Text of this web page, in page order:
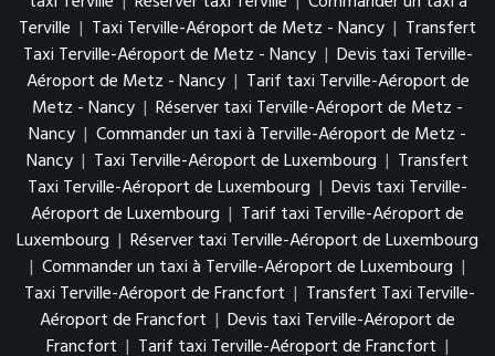
Terville | Taxi Terville-Aéroport de Metz - Nancy | Transfert
Taxi Terville-Aéroport de Metz - Nancy | Devis taxi Terville-
Aéroport de Metz - Nancy | Tarif taxi Terville-Aéroport de
Metz - Nancy | Réserver taxi Terville-Aéroport de Metz -
Nancy | Commander un taxi à Terville-Aéroport de Metz -
Nancy | Taxi Terville-Aéroport de Luxembourg | Transfert
Taxi Terville-Aéroport de Luxembourg | Devis taxi Terville-
Aéroport de Luxembourg | Tarif taxi Terville-Aéroport de
Luxembourg | Réserver taxi Terville-Aéroport de Luxembourg
| Commander un taxi à Terville-Aéroport de Luxembourg |
Taxi Terville-Aéroport de Francfort | Transfert Taxi Terville-
Aéroport de Francfort | Devis taxi Terville-Aéroport de
Francfort | Tarif taxi Terville-Aéroport de Francfort |